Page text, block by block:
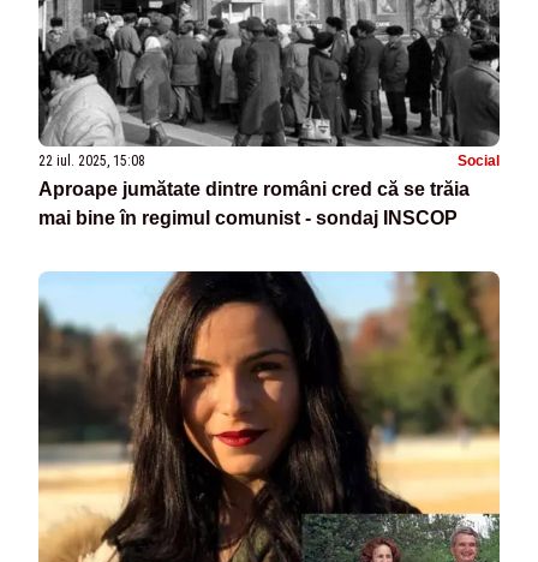
22 iul. 2025, 15:08 Social
Aproape jumătate dintre români cred că se trăia
mai bine în regimul comunist - sondaj INSCOP